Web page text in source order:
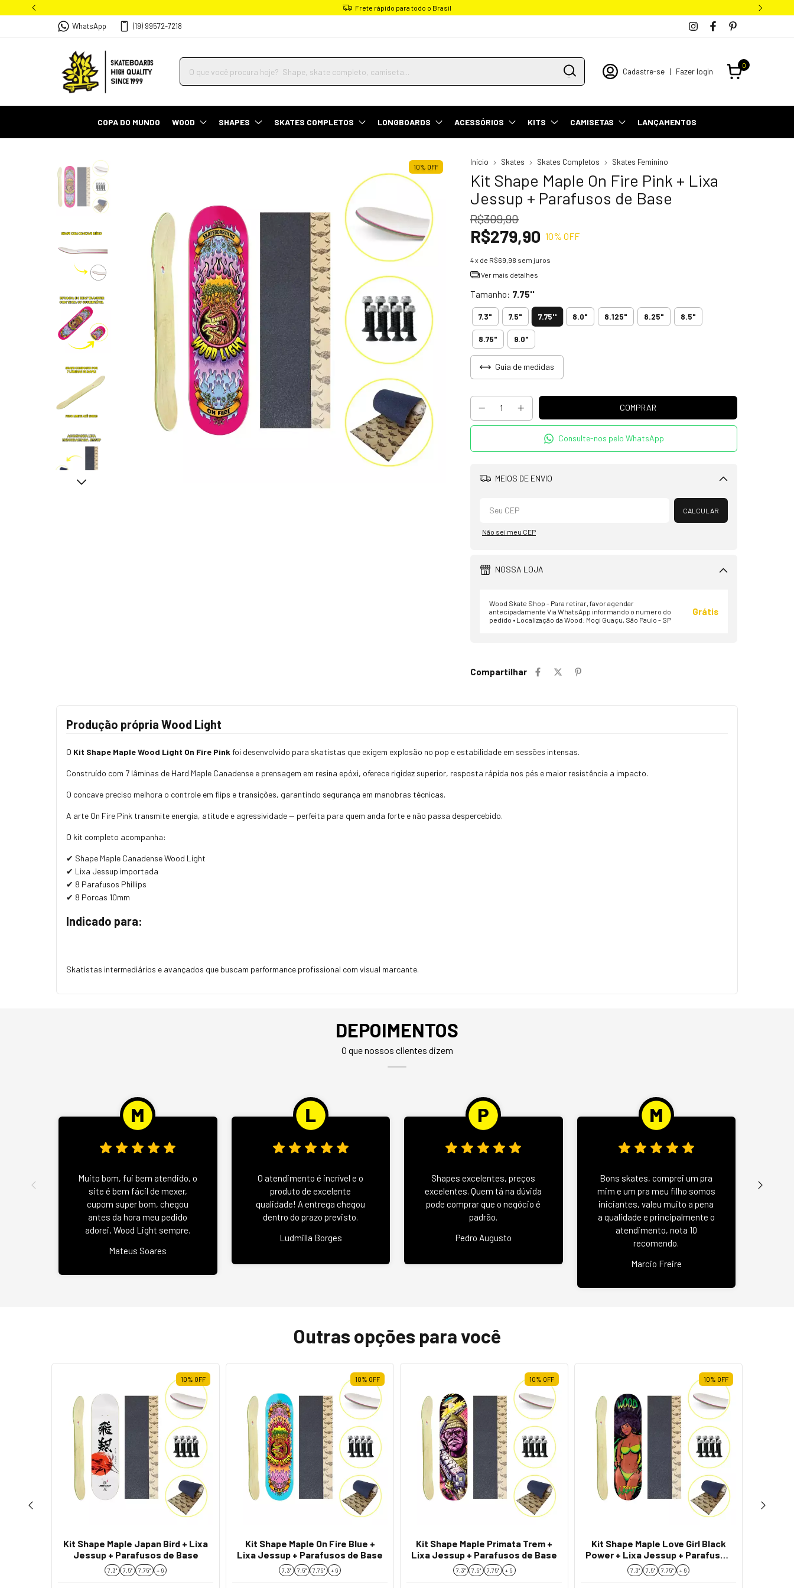
Parcele em até 4x sem juros
WhatsApp (19) 99572-7218
Cadastre-se | Fazer login
0
COPA DO MUNDO WOOD SHAPES SKATES COMPLETOS LONGBOARDS ACESSÓRIOS KITS CAMISETAS LANÇAMENTOS
10% OFF
Início Skates Skates Completos Skates Feminino
Kit Shape Maple On Fire Pink + Lixa
Jessup + Parafusos de Base
R$309,90
R$279,90 10% OFF
4x de R$69,98 sem juros
Ver mais detalhes
Tamanho: 7.75''
7.3" 7.5" 7.75'' 8.0" 8.125" 8.25" 8.5"
8.75" 9.0"
Guia de medidas
Consulte-nos pelo WhatsApp
MEIOS DE ENVIO
Alterar CEP
CALCULAR
Não sei meu CEP
NOSSA LOJA
Wood Skate Shop - Para retirar, favor agendar
antecipadamente Via WhatsApp informando o numero do
pedido • Localização da Wood: Mogi Guaçu, São Paulo - SP
Grátis
Compartilhar
Produção própria Wood Light
O Kit Shape Maple Wood Light On Fire Pink foi desenvolvido para skatistas que exigem explosão no pop e estabilidade em sessões intensas.
Construído com 7 lâminas de Hard Maple Canadense e prensagem em resina epóxi, oferece rigidez superior, resposta rápida nos pés e maior resistência a impacto.
O concave preciso melhora o controle em flips e transições, garantindo segurança em manobras técnicas.
A arte On Fire Pink transmite energia, atitude e agressividade — perfeita para quem anda forte e não passa despercebido.
O kit completo acompanha:
✔ Shape Maple Canadense Wood Light
✔ Lixa Jessup importada
✔ 8 Parafusos Phillips
✔ 8 Porcas 10mm
Indicado para:
Skatistas intermediários e avançados que buscam performance profissional com visual marcante.
DEPOIMENTOS
O que nossos clientes dizem
Muito bom, fui bem atendido, o
site é bem fácil de mexer,
cupom super bom, chegou
antes da hora meu pedido
adorei, Wood Light sempre.
Mateus Soares
O atendimento é incrível e o
produto de excelente
qualidade! A entrega chegou
dentro do prazo previsto.
Ludmilla Borges
Shapes excelentes, preços
excelentes. Quem tá na dúvida
pode comprar que o negócio é
padrão.
Pedro Augusto
Bons skates, comprei um pra
mim e um pra meu filho somos
iniciantes, valeu muito a pena
a qualidade e principalmente o
atendimento, nota 10
recomendo.
Marcio Freire
Outras opções para você
10% OFF
Kit Shape Maple Japan Bird + Lixa
Jessup + Parafusos de Base
7.3" 7.5" 7.75'' + 6
10% OFF
Kit Shape Maple On Fire Blue +
Lixa Jessup + Parafusos de Base
7.3" 7.5" 7.75'' + 6
10% OFF
Kit Shape Maple Primata Trem +
Lixa Jessup + Parafusos de Base
7.3" 7.5" 7.75'' + 5
10% OFF
Kit Shape Maple Love Girl Black
Power + Lixa Jessup + Parafusos
de Base
7.3" 7.5" 7.75'' + 6